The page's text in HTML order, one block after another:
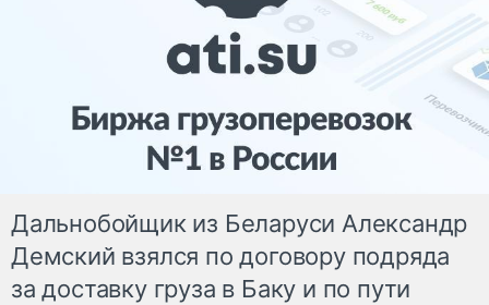
Дальнобойщик из Беларуси Александр
Демский взялся по договору подряда
за доставку груза в Баку и по пути